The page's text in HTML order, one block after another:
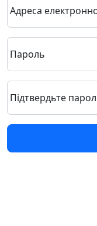
Адреса
Пароль
Підтвердьте